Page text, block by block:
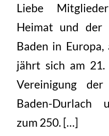
Liebe
Heimat und der
Baden in Europa,
jährt sich am
Vereinigung der
Baden-Durlach
zum 250. […]